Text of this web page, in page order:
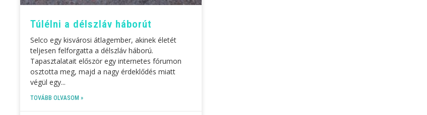
Túlélni a délszláv háborút
Selco egy kisvárosi átlagember, akinek életét
teljesen felforgatta a délszláv háború.
Tapasztalatait először egy internetes fórumon
osztotta meg, majd a nagy érdeklődés miatt
végül egy
TOVÁBB OLVASOM »